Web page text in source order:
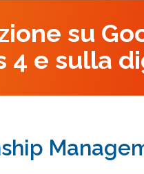
su
4 e sulla